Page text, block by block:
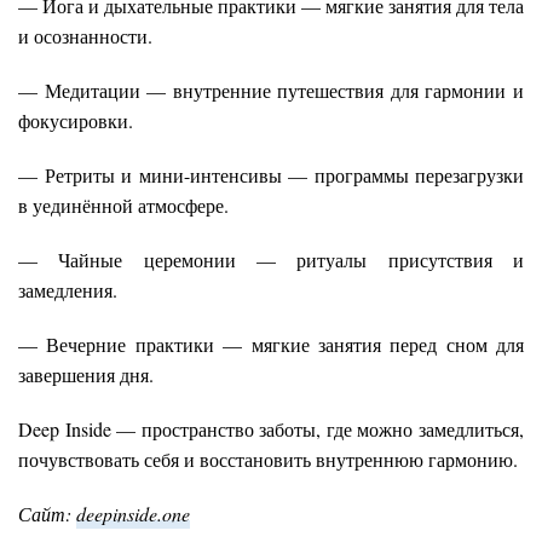
и осознанности.
— Медитации — внутренние путешествия для гармонии и
фокусировки.
— Ретриты и мини-интенсивы — программы перезагрузки
в уединённой атмосфере.
— Чайные церемонии — ритуалы присутствия и
замедления.
— Вечерние практики — мягкие занятия перед сном для
завершения дня.
Deep Inside — пространство заботы, где можно замедлиться,
почувствовать себя и восстановить внутреннюю гармонию.
Сайт: deepinside.one